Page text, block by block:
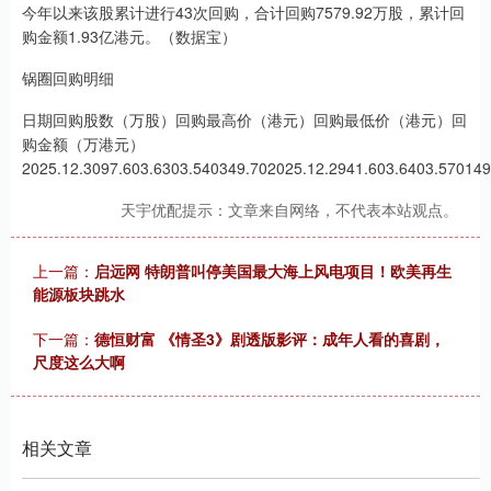
今年以来该股累计进行43次回购，合计回购7579.92万股，累计回
购金额1.93亿港元。（数据宝）
锅圈回购明细
日期回购股数（万股）回购最高价（港元）回购最低价（港元）回
购金额（万港元）
天宇优配提示：文章来自网络，不代表本站观点。
上一篇： 启远网 特朗普叫停美国最大海上风电项目！欧美再生
能源板块跳水
下一篇： 德恒财富 《情圣3》剧透版影评：成年人看的喜剧，
尺度这么大啊
相关文章